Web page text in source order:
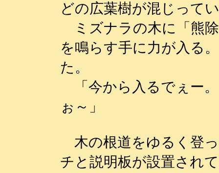
どの広葉樹が混じって
ミズナラの木に「熊
を鳴らす手に力が入る
た。
「今から入るでぇー
ぉ～」
木の根道をゆるく登
チと説明板が設置され